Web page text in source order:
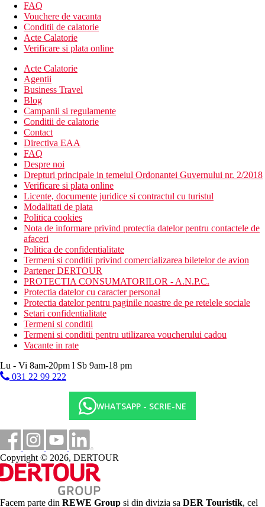
FAQ
Vouchere de vacanta
Conditii de calatorie
Acte Calatorie
Verificare si plata online
Acte Calatorie
Agentii
Business Travel
Blog
Campanii si regulamente
Conditii de calatorie
Contact
Directiva EAA
FAQ
Despre noi
Drepturi principale in temeiul Ordonantei Guvernului nr. 2/2018
Verificare si plata online
Licente, documente juridice si contractul cu turistul
Modalitati de plata
Politica cookies
Nota de informare privind protectia datelor pentru contactele de
afaceri
Politica de confidentialitate
Termeni si conditii privind comercializarea biletelor de avion
Partener DERTOUR
PROTECTIA CONSUMATORILOR - A.N.P.C.
Protectia datelor cu caracter personal
Protectia datelor pentru paginile noastre de pe retelele sociale
Setari confidentialitate
Termeni si conditii
Termeni si conditii pentru utilizarea voucherului cadou
Vacante in rate
Lu - Vi 8am-20pm l Sb 9am-18 pm
031 22 99 222
WHATSAPP - SCRIE-NE
Copyright © 2026, DERTOUR
Facem parte din REWE Group si din divizia sa DER Touristik, cel